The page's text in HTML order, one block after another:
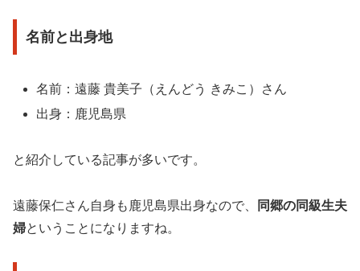
名前と出身地
名前：遠藤 貴美子（えんどう きみこ）さん
出身：鹿児島県
と紹介している記事が多いです。
遠藤保仁さん自身も鹿児島県出身なので、
同郷の同級生夫
婦ということになりますね。